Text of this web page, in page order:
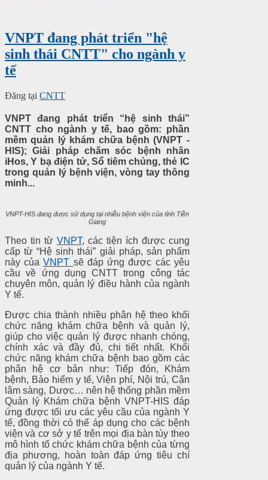
VNPT đang phát triển "hệ
sinh thái CNTT" cho ngành y
tế
Đăng tại CNTT
VNPT đang phát triển “hệ sinh thái”
CNTT cho ngành y tế, bao gồm: phần
mềm quản lý khám chữa bệnh (VNPT -
HIS); Giải pháp chăm sóc bệnh nhân
iHos, Y bạ điện tử, Sổ tiêm chủng, thẻ IC
trong quản lý bệnh viện, vòng tay thông
minh...
VNPT-HIS đang được sử dụng tại nhiều bệnh viện của tỉnh Tiền
Giang
Theo tin từ VNPT, các tiện ích được cung
cấp từ “Hệ sinh thái” giải pháp, sản phẩm
này củaVNPT sẽ đáp ứng được các yêu
cầu về ứng dụng CNTT trong công tác
chuyên môn, quản lý điều hành của ngành
Y tế.
Được chia thành nhiều phân hệ theo khối
chức năng khám chữa bệnh và quản lý,
giúp cho việc quản lý được nhanh chóng,
chính xác và đầy đủ, chi tiết nhất. Khối
chức năng khám chữa bệnh bao gồm các
phân hệ cơ bản như: Tiếp đón, Khám
bệnh, Bảo hiểm y tế, Viện phí, Nội trú, Cận
lâm sàng, Dược… nên hệ thống phần mềm
Quản lý Khám chữa bệnh VNPT-HIS đáp
ứng được tối ưu các yêu cầu của ngành Y
tế, đồng thời có thể áp dụng cho các bệnh
viện và cơ sở y tế trên mọi địa bàn tùy theo
mô hình tổ chức khám chữa bệnh của từng
địa phương, hoàn toàn đáp ứng tiêu chí
quản lý của ngành Y tế.